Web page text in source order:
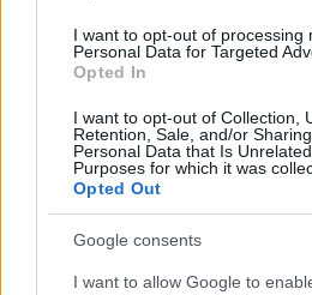
I want to opt-out of processing
Personal Data for Targeted
Opted In
I want to opt-out of Collection,
Retention, Sale, and/or
Personal Data that Is
Purposes for which it was
Opted Out
Google consents
I want to allow Google to
Hijo de Javier Gutiérrez:
El hijo del actor Javier Gutiérrez, es
GENTE